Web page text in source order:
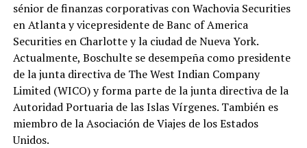
sénior de finanzas corporativas con Wachovia Securities
en Atlanta y vicepresidente de Banc of America
Securities en Charlotte y la ciudad de Nueva York.
Actualmente, Boschulte se desempeña como presidente
de la junta directiva de The West Indian Company
Limited (WICO) y forma parte de la junta directiva de la
Autoridad Portuaria de las Islas Vírgenes. También es
miembro de la Asociación de Viajes de los Estados
Unidos.